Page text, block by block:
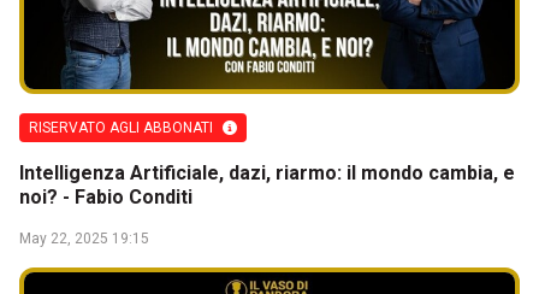
RISERVATO AGLI ABBONATI
Intelligenza Artificiale, dazi, riarmo: il mondo cambia, e
noi? - Fabio Conditi
May 22, 2025 19:15